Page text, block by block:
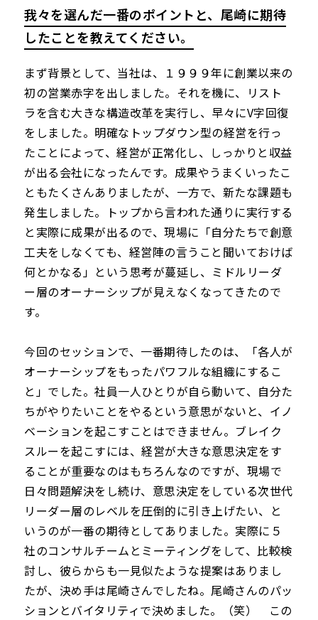
我々を選んだ一番のポイントと、尾崎に期待
したことを教えてください。
まず背景として、当社は、１９９９年に創業以来の
初の営業赤字を出しました。それを機に、リスト
ラを含む大きな構造改革を実行し、早々にV字回復
をしました。明確なトップダウン型の経営を行っ
たことによって、経営が正常化し、しっかりと収益
が出る会社になったんです。成果やうまくいったこ
ともたくさんありましたが、一方で、新たな課題も
発生しました。トップから言われた通りに実行する
と実際に成果が出るので、現場に「自分たちで創意
工夫をしなくても、経営陣の言うこと聞いておけば
何とかなる」という思考が蔓延し、ミドルリーダ
ー層のオーナーシップが見えなくなってきたので
す。
今回のセッションで、一番期待したのは、「各人が
オーナーシップをもったパワフルな組織にするこ
と」でした。社員一人ひとりが自ら動いて、自分た
ちがやりたいことをやるという意思がないと、イノ
ベーションを起こすことはできません。ブレイク
スルーを起こすには、経営が大きな意思決定をす
ることが重要なのはもちろんなのですが、現場で
日々問題解決をし続け、意思決定をしている次世代
リーダー層のレベルを圧倒的に引き上げたい、と
いうのが一番の期待としてありました。実際に５
社のコンサルチームとミーティングをして、比較検
討し、彼らからも一見似たような提案はありまし
たが、決め手は尾崎さんでしたね。尾崎さんのパッ
ションとバイタリティで決めました。（笑） この